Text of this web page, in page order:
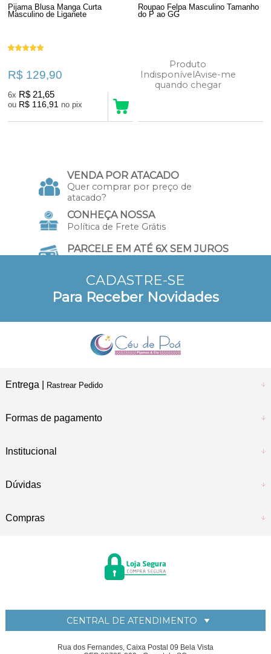
Pijama Blusa Manga Curta
Masculino de Liganete
R$ 129,90
6x R$ 21,65
ou R$ 116,91 no pix
Roupao Felpa Masculino Tamanho
do P ao GG
Produto
IndisponívelAvise-me
quando chegar
VENDA POR ATACADO
Quer comprar por preço de
atacado?
CONHEÇA NOSSA
Política de Frete Grátis
PARCELE EM ATÉ 6X SEM JUROS
10% DE DESCONTO
a vista no Pix e Boleto
CADASTRE-SE
Para Receber Novidades
Entrega | Rastrear Pedido
Formas de pagamento
Institucional
Dúvidas
Compras
CENTRAL DE ATENDIMENTO
Rua dos Fernandes, Caixa Postal 09 Bela Vista